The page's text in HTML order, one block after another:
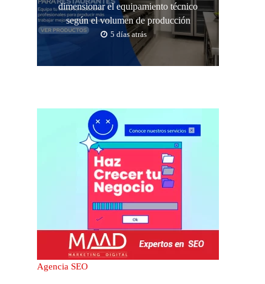
dimensionar el equipamiento técnico
según el volumen de producción
5 días atrás
Agencia SEO